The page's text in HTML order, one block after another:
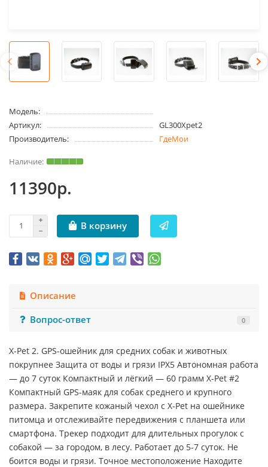
Модель:
Артикул:
GL300Xpet2
Производитель:
ГдеМои
11390р.
В корзину
Описание
Вопрос-ответ
0
X-Pet 2. GPS-ошейник для средних собак и животных
покрупнее Защита от воды и грязи IPX5 Автономная работа
— до 7 суток Компактный и лёгкий — 60 грамм X-Pet #2
Компактный GPS-маяк для собак среднего и крупного
размера. Закрепите кожаный чехол с X-Pet на ошейнике
питомца и отслеживайте передвижения с планшета или
смартфона. Трекер подходит для длительных прогулок с
собакой — за городом, в лесу. Работает до 5-7 суток. Не
боится воды и грязи. Точное местоположение Находите